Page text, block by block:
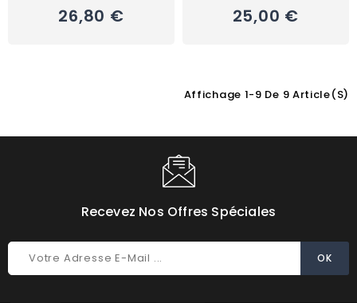
26,80 € 25,00 €
Affichage 1-9 De 9 Article(s)
Recevez Nos Offres Spéciales